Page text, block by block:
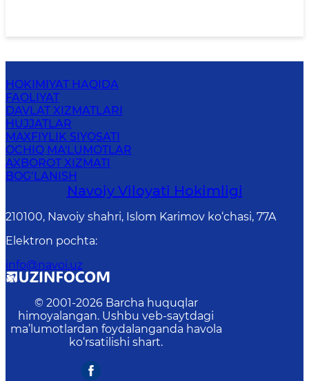
HOKIMIYAT HAQIDA
FAOLIYAT
DAVLAT XIZMATLARI
HUJJATLAR
MAXFIYLIK SIYOSATI
OCHIQ MA'LUMOTLAR
AXBOROT XIZMATI
BOG‘LANISH
Navoiy Vilоyati Hоkimligi
210100, Nаvоiy shаhri, Islom Karimov ko‘chаsi, 77A
Elektron pochta:
info@navoi.uz
© 2001-2026 Barcha huquqlar
himoyalangan. Ushbu veb-saytdagi
ma’lumotlardan foydalanganda havola
ko‘rsatilishi shart.